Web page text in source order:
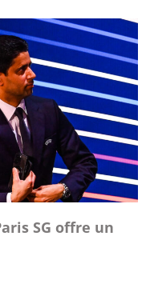
SG offre un